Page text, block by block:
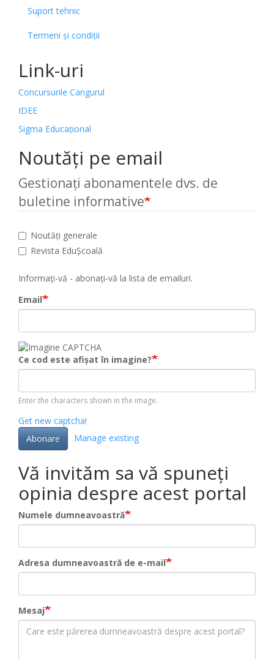
Suport tehnic
Termeni și condiții
Link-uri
Concursurile Cangurul
IDEE
Sigma Educațional
Noutăți pe email
Gestionați abonamentele dvs. de
buletine informative
Noutăți generale
Revista EduȘcoală
Informați-vă - abonați-vă la lista de emailuri.
Email
Ce cod este afișat în imagine?
Enter the characters shown in the image.
Get new captcha!
Abonare
Manage existing
Vă invităm sa vă spuneți
opinia despre acest portal
Numele dumneavoastră
Adresa dumneavoastră de e-mail
Mesaj